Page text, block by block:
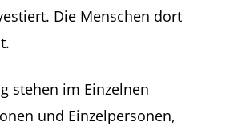
Die Menschen dort
stehen im Einzelnen
und Einzelpersonen,